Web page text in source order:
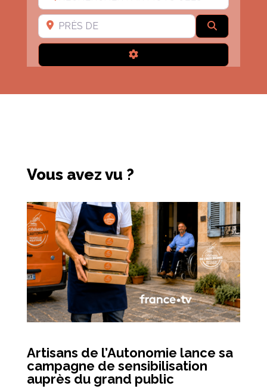
Près de
Advanced Filters
Vous avez vu ?
Artisans de l’Autonomie lance sa
campagne de sensibilisation
auprès du grand public